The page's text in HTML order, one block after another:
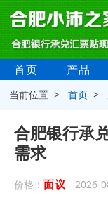
首页 产品
当前位置 >首页 >
合肥银行承
需求
价格： 面议 2026-